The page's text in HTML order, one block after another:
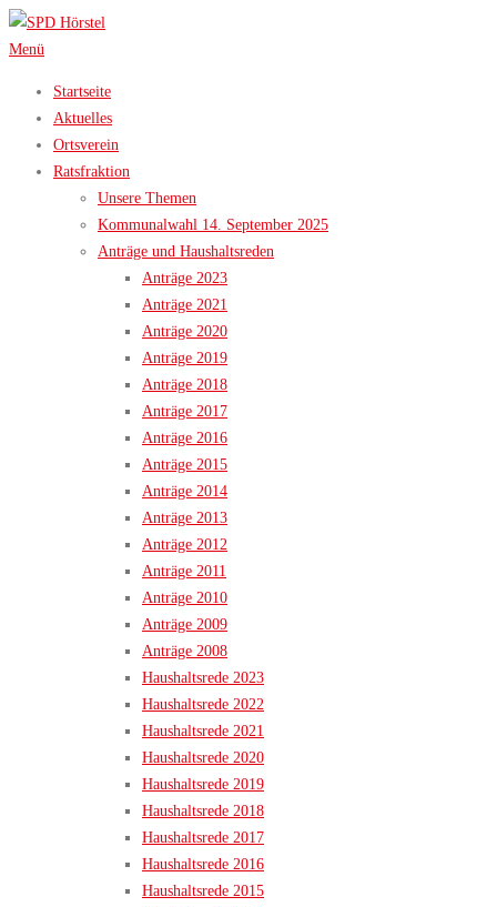
Zum
Inhalt
Menü
Startseite
Aktuelles
Ortsverein
Ratsfraktion
Unsere Themen
Kommunalwahl 14. September 2025
Anträge und Haushaltsreden
Anträge 2023
Anträge 2021
Anträge 2020
Anträge 2019
Anträge 2018
Anträge 2017
Anträge 2016
Anträge 2015
Anträge 2014
Anträge 2013
Anträge 2012
Anträge 2011
Anträge 2010
Anträge 2009
Anträge 2008
Haushaltsrede 2023
Haushaltsrede 2022
Haushaltsrede 2021
Haushaltsrede 2020
Haushaltsrede 2019
Haushaltsrede 2018
Haushaltsrede 2017
Haushaltsrede 2016
Haushaltsrede 2015